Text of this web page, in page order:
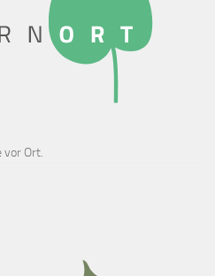
vor Ort.